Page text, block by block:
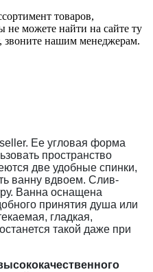
товаров,
можете найти на сайте ту
звоните нашим менеджерам.
Ее угловая форма
пространство
две удобные спинки,
ванну вдвоем. Слив-
Ванна оснащена
принятия душа или
гладкая,
такой даже при